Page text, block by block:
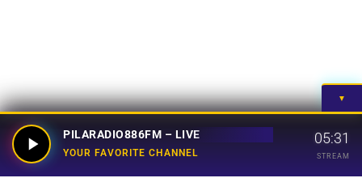
▼
PILARADIO886FM – LIVE
YOUR FAVORITE CHANNEL
05:31
STREAM